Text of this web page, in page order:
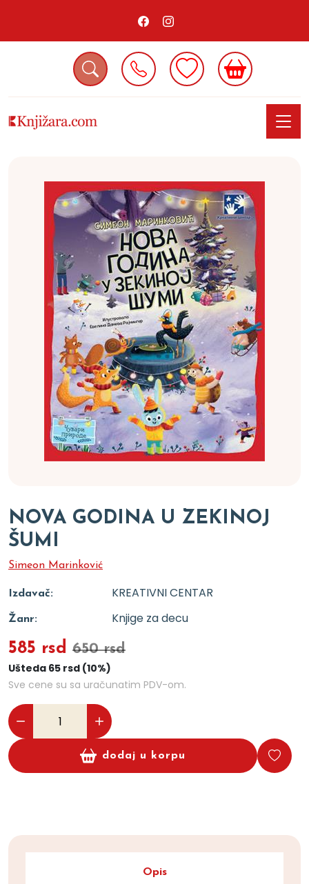
NOVA GODINA U ZEKINOJ
ŠUMI
Simeon Marinković
Izdavač: KREATIVNI CENTAR
Žanr: Knjige za decu
585 rsd 650 rsd
Ušteda 65 rsd (10%)
Sve cene su sa uračunatim PDV-om.
dodaj u korpu
Opis